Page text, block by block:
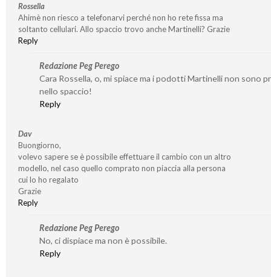
Rossella
Ahimè non riesco a telefonarvi perché non ho rete fissa ma
soltanto cellulari. Allo spaccio trovo anche Martinelli? Grazie
Reply
Redazione Peg Perego
Cara Rossella, o, mi spiace ma i podotti Martinelli non sono
nello spaccio!
Reply
Dav
Buongiorno,
volevo sapere se è possibile effettuare il cambio con un altro
modello, nel caso quello comprato non piaccia alla persona
cui lo ho regalato
Grazie
Reply
Redazione Peg Perego
No, ci dispiace ma non è possibile.
Reply